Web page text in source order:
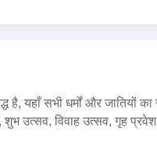
है, यहाँ सभी धर्मों और जातियों
शुभ उत्सव, विवाह उत्सव, गृह